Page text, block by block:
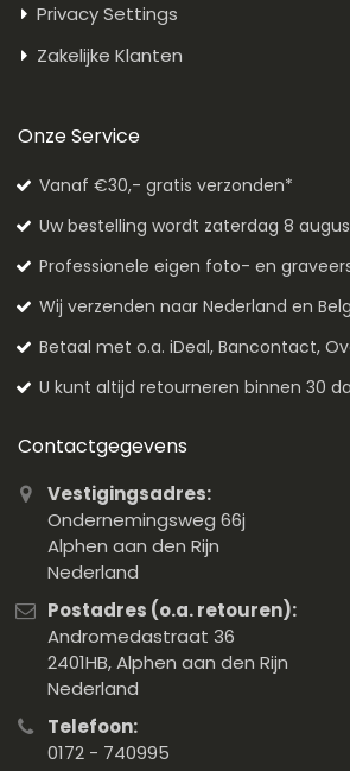
Privacy Settings
Zakelijke Klanten
Onze Service
Vanaf €30,- gratis verzonden*
Uw bestelling wordt zaterdag 8
Professionele eigen foto- en
Wij verzenden naar Nederland en
Betaal met o.a. iDeal, Bancontact,
U kunt altijd retourneren binnen 30
Contactgegevens
Vestigingsadres:
Ondernemingsweg 66j
Alphen aan den Rijn
Nederland
Postadres (o.a. retouren):
Andromedastraat 36
2401HB, Alphen aan den Rijn
Nederland
Telefoon:
0172 - 740995